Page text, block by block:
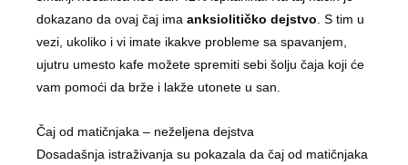
dokazano da ovaj čaj ima anksiolitičko dejstvo. S tim u
vezi, ukoliko i vi imate ikakve probleme sa spavanjem,
ujutru umesto kafe možete spremiti sebi šolju čaja koji će
vam pomoći da brže i lakže utonete u san.
Čaj od matičnjaka – neželjena dejstva
Dosadašnja istraživanja su pokazala da čaj od matičnjaka